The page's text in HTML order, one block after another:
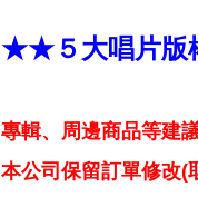
★★５大唱片版
專輯、周邊商品等建
本公司保留訂單修改(